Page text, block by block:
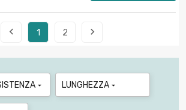
 1 2 
 LUNGHEZZA 